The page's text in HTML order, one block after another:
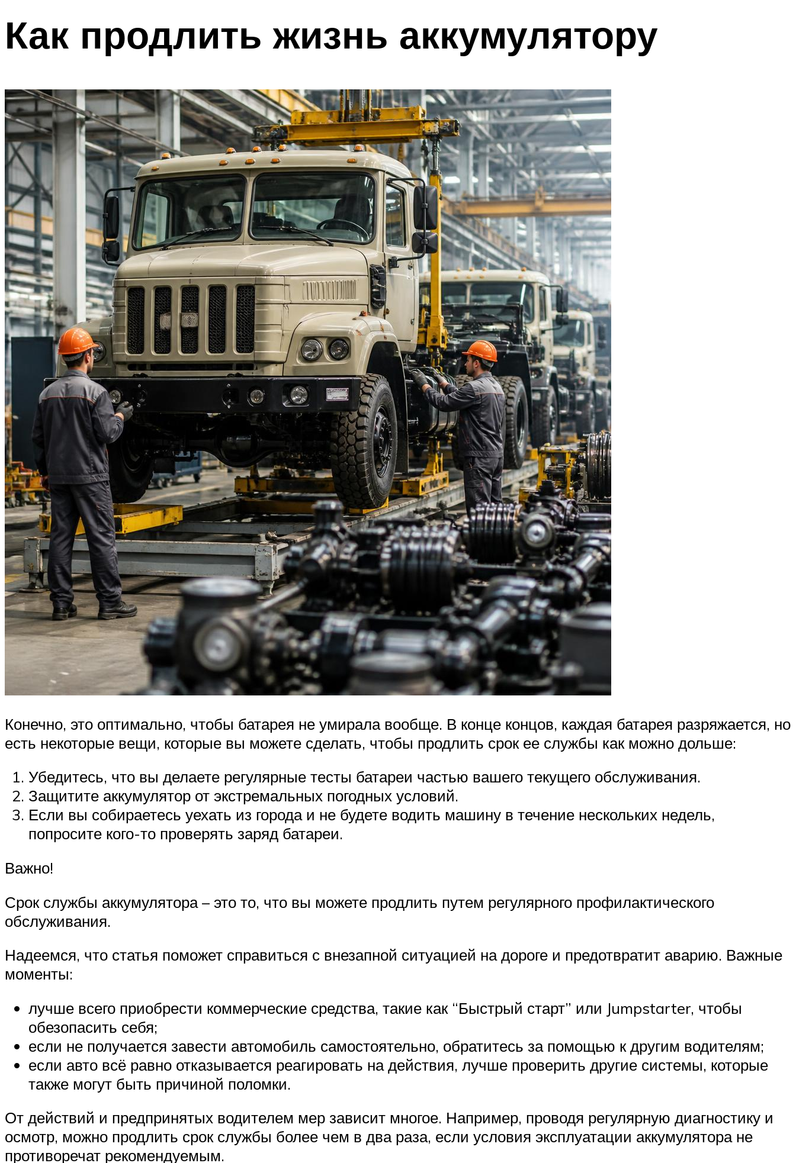
Как продлить жизнь аккумулятору
Конечно, это оптимально, чтобы батарея не умирала вообще. В конце концов, каждая батарея разряжается, но
есть некоторые вещи, которые вы можете сделать, чтобы продлить срок ее службы как можно дольше:
Убедитесь, что вы делаете регулярные тесты батареи частью вашего текущего обслуживания.
Защитите аккумулятор от экстремальных погодных условий.
Если вы собираетесь уехать из города и не будете водить машину в течение нескольких недель,
попросите кого-то проверять заряд батареи.
Важно!
Срок службы аккумулятора – это то, что вы можете продлить путем регулярного профилактического
обслуживания.
Надеемся, что статья поможет справиться с внезапной ситуацией на дороге и предотвратит аварию. Важные
моменты:
лучше всего приобрести коммерческие средства, такие как “Быстрый старт” или Jumpstarter, чтобы
обезопасить себя;
если не получается завести автомобиль самостоятельно, обратитесь за помощью к другим водителям;
если авто всё равно отказывается реагировать на действия, лучше проверить другие системы, которые
также могут быть причиной поломки.
От действий и предпринятых водителем мер зависит многое. Например, проводя регулярную диагностику и
осмотр, можно продлить срок службы более чем в два раза, если условия эксплуатации аккумулятора не
противоречат рекомендуемым.